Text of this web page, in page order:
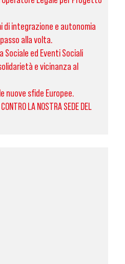
di integrazione e autonomia
alla volta.
Sociale ed Eventi Sociali
e vicinanza al
nuove sfide Europee.
LA NOSTRA SEDE DEL